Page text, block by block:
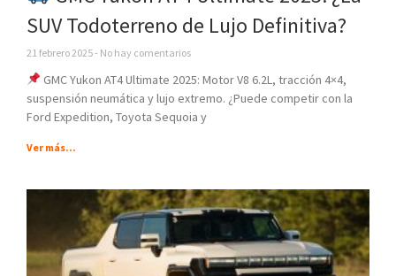
SUV Todoterreno de Lujo Definitiva?
21 febrero 2025 No hay comentarios
GMC Yukon AT4 Ultimate 2025: Motor V8 6.2L, tracción 4×4,
suspensión neumática y lujo extremo. ¿Puede competir con la
Ford Expedition, Toyota Sequoia y
Ver más...